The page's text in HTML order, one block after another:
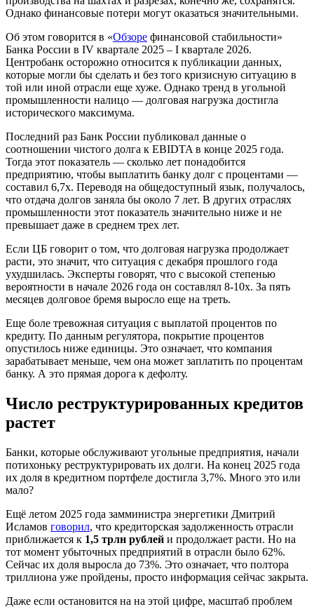
Однако финансовые потери могут оказаться значительными.
Об этом говорится в «Обзоре финансовой стабильности»
Банка России в IV квартале 2025 – I квартале 2026.
Центробанк осторожно относится к публикации данных,
которые могли бы сделать и без того кризисную ситуацию в
той или иной отрасли еще хуже. Однако тренд в угольной
промышленности налицо — долговая нагрузка достигла
исторического максимума.
Последний раз Банк России публиковал данные о
соотношении чистого долга к EBIDTA в конце 2025 года.
Тогда этот показатель — сколько лет понадобится
предприятию, чтобы выплатить банку долг с процентами —
составил 6,7х. Переводя на общедоступный язык, получалось,
что отдача долгов заняла бы около 7 лет. В других отраслях
промышленности этот показатель значительно ниже и не
превышает даже в среднем трех лет.
Если ЦБ говорит о том, что долговая нагрузка продолжает
расти, это значит, что ситуация с декабря прошлого года
ухудшилась. Эксперты говорят, что с высокой степенью
вероятности в начале 2026 года он составлял 8-10х. За пять
месяцев долговое бремя выросло еще на треть.
Еще боле тревожная ситуация с выплатой процентов по
кредиту. По данным регулятора, покрытие процентов
опустилось ниже единицы. Это означает, что компания
зарабатывает меньше, чем она может заплатить по процентам
банку. А это прямая дорога к дефолту.
Число реструктурированных кредитов
растет
Банки, которые обслуживают угольные предприятия, начали
потихоньку реструктурировать их долги. На конец 2025 года
их доля в кредитном портфеле достигла 3,7%. Много это или
мало?
Ещё летом 2025 года замминистра энергетики Дмитрий
Исламов говорил, что кредиторская задолженность отрасли
приближается к 1,5 трлн рублей и продолжает расти. Но на
тот момент убыточных предприятий в отрасли было 62%.
Сейчас их доля выросла до 73%. Это означает, что полтора
триллиона уже пройдены, просто информация сейчас закрыта.
Даже если остановится на на этой цифре, масштаб проблем